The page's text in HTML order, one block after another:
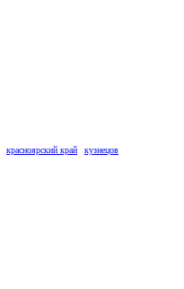
красноярский край кузнецов